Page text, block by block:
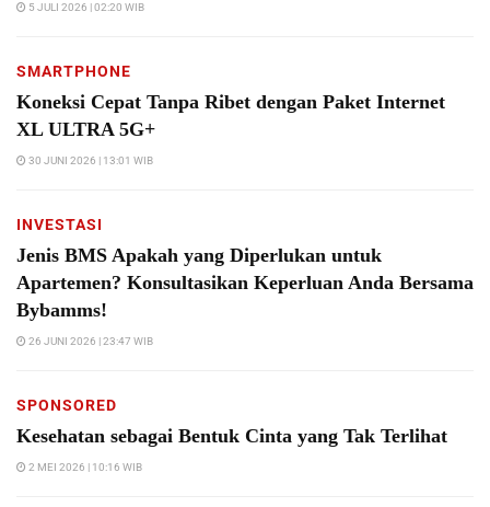
5 JULI 2026 | 02:20 WIB
SMARTPHONE
Koneksi Cepat Tanpa Ribet dengan Paket Internet
XL ULTRA 5G+
30 JUNI 2026 | 13:01 WIB
INVESTASI
Jenis BMS Apakah yang Diperlukan untuk
Apartemen? Konsultasikan Keperluan Anda Bersama
Bybamms!
26 JUNI 2026 | 23:47 WIB
SPONSORED
Kesehatan sebagai Bentuk Cinta yang Tak Terlihat
2 MEI 2026 | 10:16 WIB